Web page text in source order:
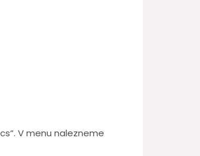
V menu nalezneme